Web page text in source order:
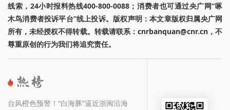
线索，24小时报料热线400-800-0088；消费者也可通过央广网“啄
木鸟消费者投诉平台”线上投诉。版权声明：本文章版权归属央广网
所有，未经授权不得转载。转载请联系：cnrbanquan@cnr.cn，不
尊重原创的行为我们将追究责任。
台风橙色预警！“白海豚”逼近浙闽沿海